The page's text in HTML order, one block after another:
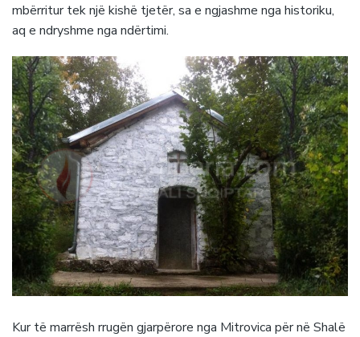
mbërritur tek një kishë tjetër, sa e ngjashme nga historiku,
aq e ndryshme nga ndërtimi.
Kur të marrësh rrugën gjarpërore nga Mitrovica për në Shalë